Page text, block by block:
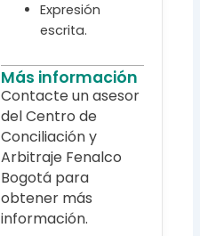
Expresión
escrita.
Más información
Contacte un asesor
del Centro de
Conciliación y
Arbitraje Fenalco
Bogotá para
obtener más
información.